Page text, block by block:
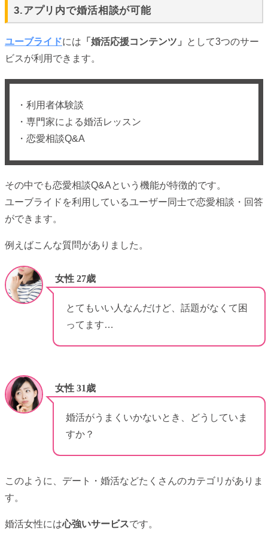
3.アプリ内で婚活相談が可能
ユーブライドには 「婚活応援コンテンツ」
として3つのサー
ビスが利用できます。
・利用者体験談
・専門家による婚活レッスン
・恋愛相談Q&A
その中でも恋愛相談Q&Aという機能が特徴的です。
ユーブライドを利用しているユーザー同士で恋愛相談・回答
ができます。
例えばこんな質問がありました。
女性 27歳
とてもいい人なんだけど、話題がなくて困
ってます…
女性 31歳
婚活がうまくいかないとき、どうしていま
すか？
このように、デート・婚活などたくさんのカテゴリがありま
す。
婚活女性には心強いサービスです。